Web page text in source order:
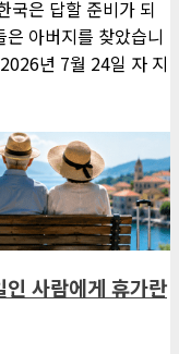
국은 답할 준비가 되
아버지를 찾았습니
년 7월 24일 자 지
사람에게 휴가란